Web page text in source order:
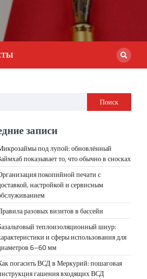
Поиск
записи
под лупой: обновлённый
показывает то, что обычно в сносках
покопийной печати с
настройкой и сервисным
разовых визитов в бассейн
теплоизоляционный шнур:
и сферы использования для
6–60 мм
погасить ВСД в Меркурий: пошаговая
гашения входящих ВСД